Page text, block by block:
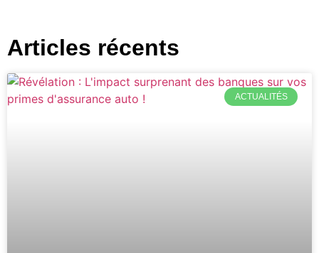
Articles récents
ACTUALITÉS